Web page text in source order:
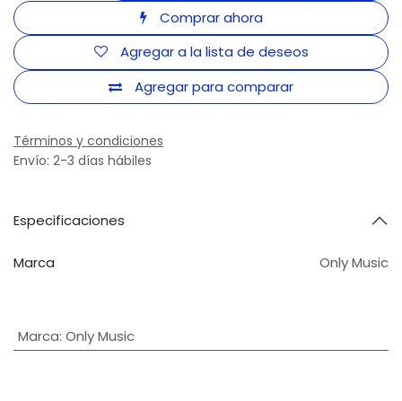
Comprar ahora
Agregar para comparar
Agregar a la lista de deseos
Términos y condiciones
Envío: 2-3 días hábiles
Especificaciones
Marca Only Music
Marca: Only Music